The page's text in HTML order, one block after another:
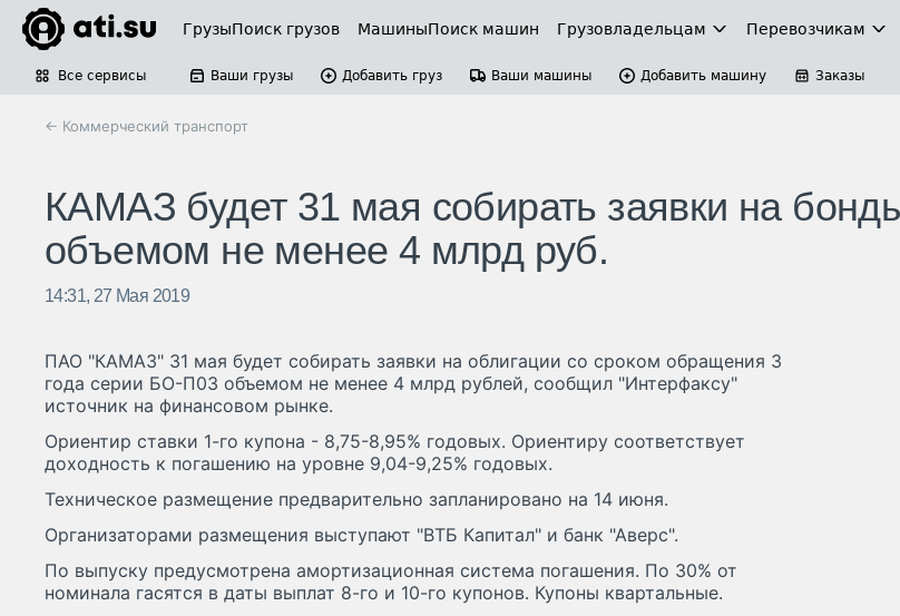
ГрузыПоиск грузов МашиныПоиск машин Грузовладельцам Перевозчикам
Все сервисы Ваши грузы Добавить груз Ваши машины Добавить машину Заказы
← Коммерческий транспорт
КАМАЗ будет 31 мая собирать заявки на
объемом не менее 4 млрд руб.
14:31, 27 Мая 2019
ПАО "КАМАЗ" 31 мая будет собирать заявки на облигации со сроком обращения 3
года серии БО-П03 объемом не менее 4 млрд рублей, сообщил "Интерфаксу"
источник на финансовом рынке.
Ориентир ставки 1-го купона - 8,75-8,95% годовых. Ориентиру соответствует
доходность к погашению на уровне 9,04-9,25% годовых.
Техническое размещение предварительно запланировано на 14 июня.
Организаторами размещения выступают "ВТБ Капитал" и банк "Аверс".
По выпуску предусмотрена амортизационная система погашения. По 30% от
номинала гасятся в даты выплат 8-го и 10-го купонов. Купоны квартальные.